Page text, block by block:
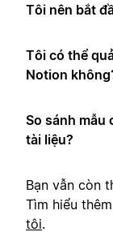
Tôi nên bắt
Tôi có thể
Notion
So sánh mẫu
tài liệu?
Bạn vẫn còn
Tìm hiểu
tôi.